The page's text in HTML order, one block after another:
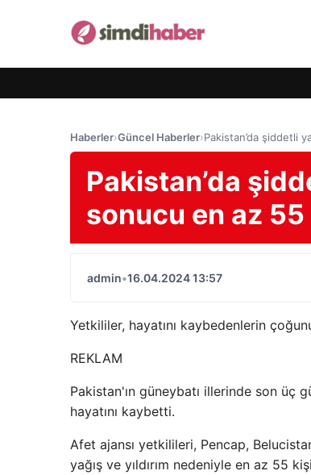
Haberler›Güncel Haberler›Pakistan’da şiddetli
Pakistan’da
sonucu en az
admin•16.04.2024 13:57
Yetkililer, hayatını kaybedenlerin
REKLAM
Pakistan'ın güneybatı illerinde son üç
hayatını kaybetti.
Afet ajansı yetkilileri, Pencap,
yağış ve yıldırım nedeniyle en az 55